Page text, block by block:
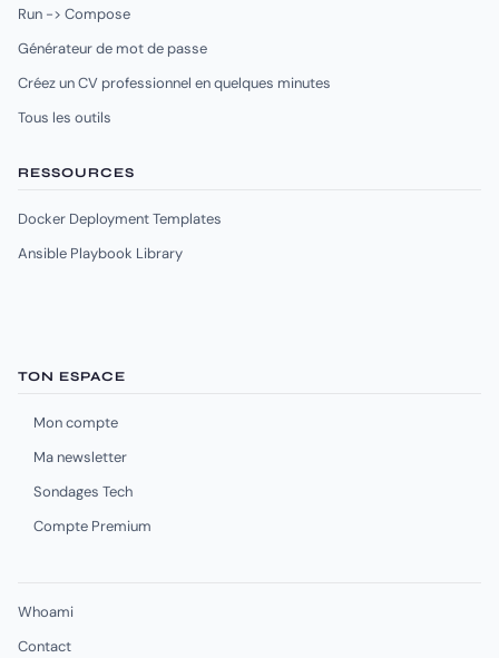
Run -> Compose
Générateur de mot de passe
Créez un CV professionnel en quelques minutes
Tous les outils
RESSOURCES
Docker Deployment Templates
Ansible Playbook Library
TON ESPACE
Mon compte
Ma newsletter
Sondages Tech
Compte Premium
Whoami
Contact